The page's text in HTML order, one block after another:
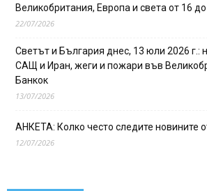
Великобритания, Европа и света от 16
22/07/2026
Светът и България днес, 13 юли 2026 г.:
САЩ и Иран, жеги и пожари във
Банкок
13/07/2026
АНКЕТА: Колко често следите новините
12/07/2026